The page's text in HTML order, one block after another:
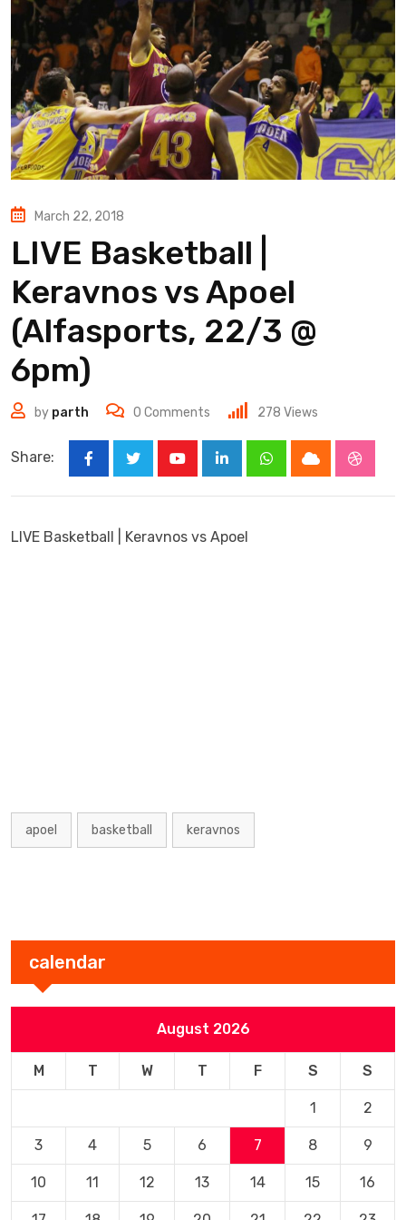
March 22, 2018
LIVE Basketball |
Keravnos vs Apoel
(Alfasports, 22/3 @
6pm)
by parth 0 Comments 278 Views
Share:
YoutubeLinkedInWhatsappCloud
LIVE Basketball | Keravnos vs Apoel
apoel basketball keravnos
calendar
August 2026
M T W T F S S
1 2
3 4 5 6 7 8 9
10 11 12 13 14 15 16